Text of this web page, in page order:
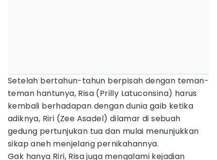
Setelah bertahun-tahun berpisah dengan teman-
teman hantunya, Risa (Prilly Latuconsina) harus
kembali berhadapan dengan dunia gaib ketika
adiknya, Riri (Zee Asadel) dilamar di sebuah
gedung pertunjukan tua dan mulai menunjukkan
sikap aneh menjelang pernikahannya.
Gak hanya Riri, Risa juga mengalami kejadian